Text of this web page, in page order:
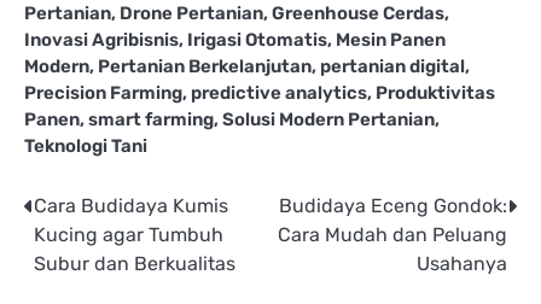
Pertanian, Drone Pertanian, Greenhouse Cerdas,
Inovasi Agribisnis, Irigasi Otomatis, Mesin Panen
Modern, Pertanian Berkelanjutan, pertanian digital,
Precision Farming, predictive analytics, Produktivitas
Panen, smart farming, Solusi Modern Pertanian,
Teknologi Tani
Post
navigation
Cara Budidaya Kumis
Kucing agar Tumbuh
Subur dan Berkualitas
Budidaya Eceng Gondok:
Cara Mudah dan Peluang
Usahanya